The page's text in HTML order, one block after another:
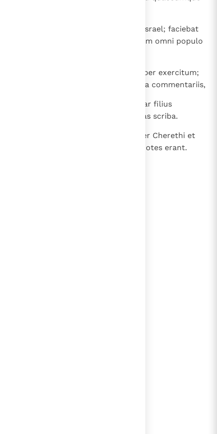
Et regnavit David super omnem Israel; faciebat
quoque David iudicium et iustitiam omni populo
Ioab autem filius Sarviae erat super exercitum;
porro Iosaphat filius Ahilud erat a commentariis,
et Sadoc filius Achitob et Abiathar filius
Achimelech sacerdotes, et Saraias scriba.
Banaias autem filius Ioiadae super Cherethi et
Phelethi; filii autem David sacerdotes erant.